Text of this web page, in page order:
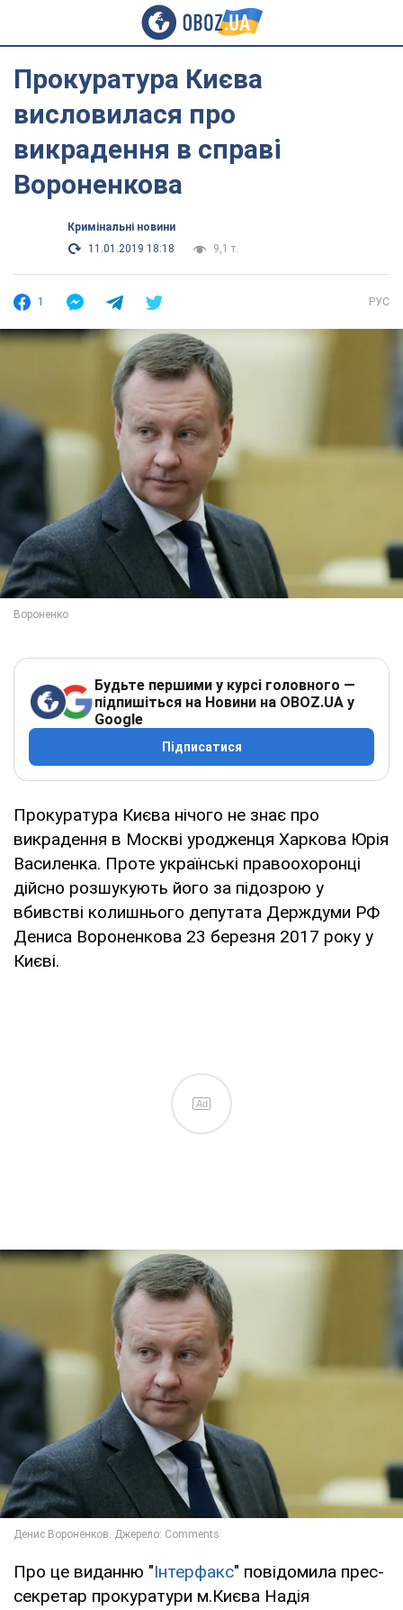
Прокуратура Києва
висловилася про
викрадення в справі
Вороненкова
Кримінальні новини
11.01.2019 18:18
9,1 т.
1 РУС
Будьте першими у курсі головного —
підпишіться на Новини на OBOZ.UA у
Google
Підписатися
Прокуратура Києва нічого не знає про
викрадення в Москві уродженця Харкова Юрія
Василенка. Проте українські правоохоронці
дійсно розшукують його за підозрою у
вбивстві колишнього депутата Держдуми РФ
Дениса Вороненкова 23 березня 2017 року у
Києві.
Ad
Про це виданню "Інтерфакс" повідомила прес-
секретар прокуратури м.Києва Надія